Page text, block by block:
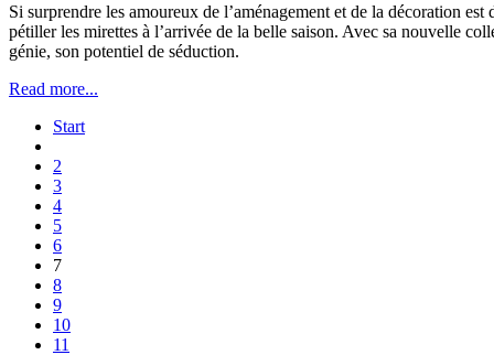
Si surprendre les amoureux de l’aménagement et de la décoration
pétiller les mirettes à l’arrivée de la belle saison. Avec sa nouvelle
génie, son potentiel de séduction.
Read more...
Start
2
3
4
5
6
7
8
9
10
11